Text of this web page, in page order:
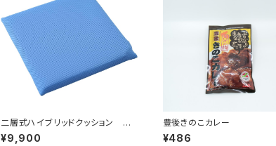
二層式ハイブリッドクッション 水
洗い可能 通気性抜群
¥9,900
豊後きのこカレー
¥486